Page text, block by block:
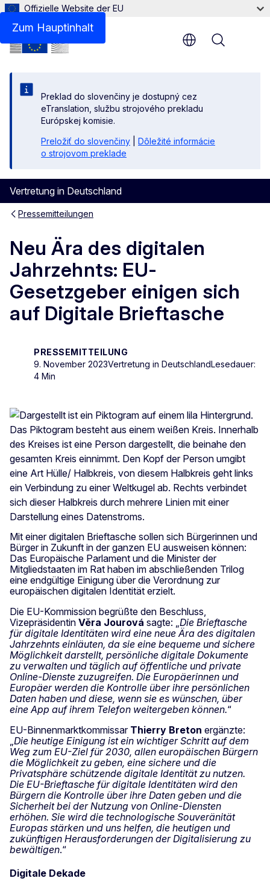
Zum Hauptinhalt
Offizielle Website der EU
Preklad do slovenčiny je dostupný cez
eTranslation, službu strojového prekladu
Európskej komisie.
Preložiť do slovenčiny
Dôležité informácie
o strojovom preklade
Vertretung in Deutschland
Menu
Pressemitteilungen
Neu Ära des digitalen
Jahrzehnts: EU-
Gesetzgeber einigen sich
auf Digitale Brieftasche
PRESSEMITTEILUNG
9. November 2023Vertretung in DeutschlandLesedauer:
4 Min
Mit einer digitalen Brieftasche sollen sich Bürgerinnen und
Bürger in Zukunft in der ganzen EU ausweisen können:
Das Europäische Parlament und die Minister der
Mitgliedstaaten im Rat haben im abschließenden Trilog
eine endgültige Einigung über die Verordnung zur
europäischen digitalen Identität erzielt.
Die EU-Kommission begrüßte den Beschluss,
Vizepräsidentin Věra Jourová sagte: „ Die Brieftasche
für digitale Identitäten wird eine neue Ära des digitalen
Jahrzehnts einläuten, da sie eine bequeme und sichere
Möglichkeit darstellt, persönliche digitale Dokumente
zu verwalten und täglich auf öffentliche und private
Online-Dienste zuzugreifen. Die Europäerinnen und
Europäer werden die Kontrolle über ihre persönlichen
Daten haben und diese, wenn sie es wünschen, über
eine App auf ihrem Telefon weitergeben können.“
EU-Binnenmarktkommissar Thierry Breton ergänzte:
Die heutige Einigung ist ein wichtiger Schritt auf dem
Weg zum EU-Ziel für 2030, allen europäischen Bürgern
die Möglichkeit zu geben, eine sichere und die
Privatsphäre schützende digitale Identität zu nutzen.
Die EU-Brieftasche für digitale Identitäten wird den
Bürgern die Kontrolle über ihre Daten geben und die
Sicherheit bei der Nutzung von Online-Diensten
erhöhen. Sie wird die technologische Souveränität
Europas stärken und uns helfen, die heutigen und
zukünftigen Herausforderungen der Digitalisierung zu
bewältigen.“
Digitale Dekade